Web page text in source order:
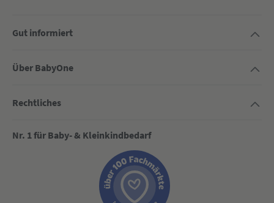
Gut informiert
Über BabyOne
Rechtliches
Nr. 1 für Baby- & Kleinkindbedarf